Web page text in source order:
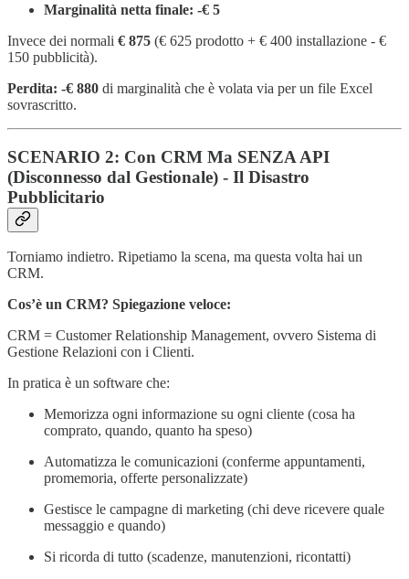
Marginalità netta finale: -€ 5
Invece dei normali € 875 (€ 625 prodotto + € 400 installazione - €
150 pubblicità).
Perdita: -€ 880 di marginalità che è volata via per un file Excel
sovrascritto.
SCENARIO 2: Con CRM Ma SENZA API
(Disconnesso dal Gestionale) - Il Disastro
Pubblicitario
Torniamo indietro. Ripetiamo la scena, ma questa volta hai un
CRM.
Cos’è un CRM? Spiegazione veloce:
CRM = Customer Relationship Management, ovvero Sistema di
Gestione Relazioni con i Clienti.
In pratica è un software che:
Memorizza ogni informazione su ogni cliente (cosa ha
comprato, quando, quanto ha speso)
Automatizza le comunicazioni (conferme appuntamenti,
promemoria, offerte personalizzate)
Gestisce le campagne di marketing (chi deve ricevere quale
messaggio e quando)
Si ricorda di tutto (scadenze, manutenzioni, ricontatti)